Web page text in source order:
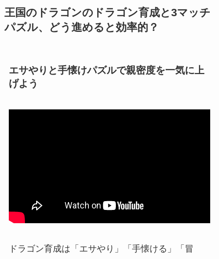
王国のドラゴンのドラゴン育成と3マッチ
パズル、どう進めると効率的？
エサやりと手懐けパズルで親密度を一気に上
げよう
ドラゴン育成は「エサやり」「手懐ける」「冒